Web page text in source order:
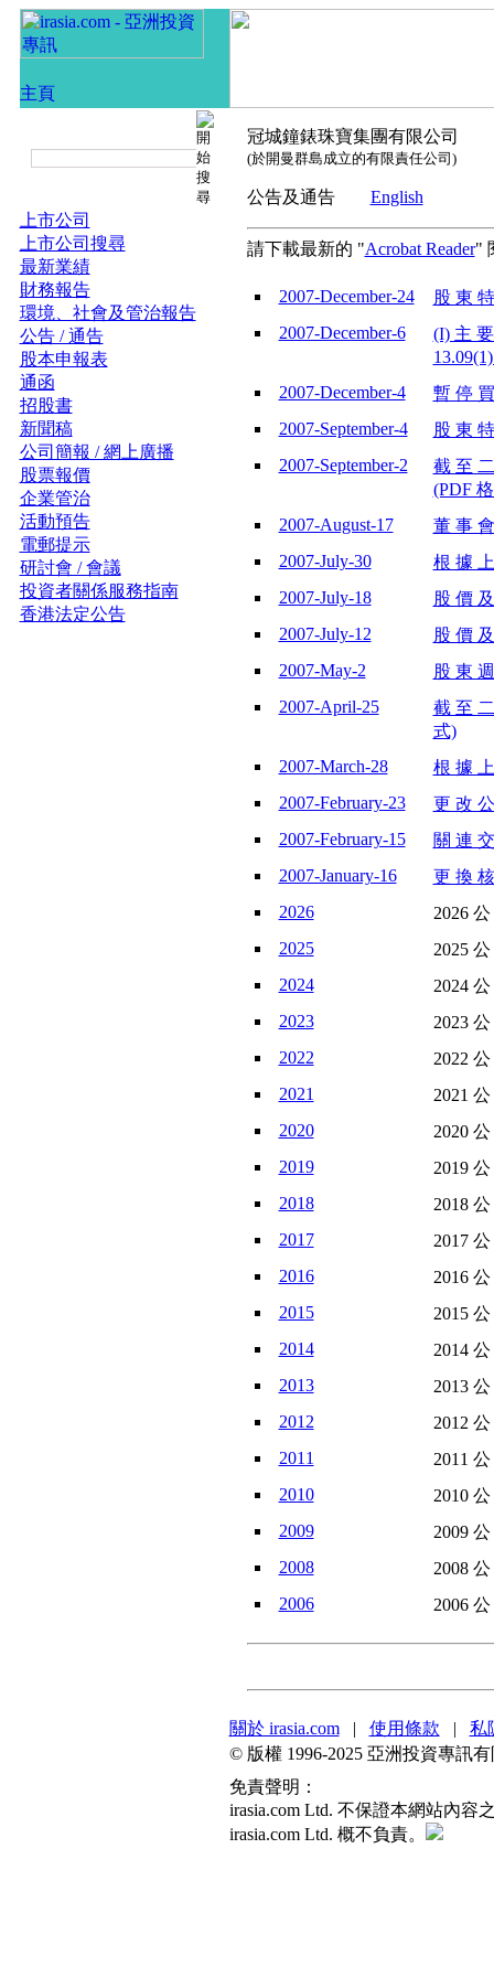
上市公司
上市公司搜尋
最新業績
財務報告
環境、社會及管治報告
公告 / 通告
股本申報表
通函
招股書
新聞稿
公司簡報 / 網上廣播
股票報價
企業管治
活動預告
電郵提示
研討會 / 會議
投資者關係服務指南
香港法定公告
冠城鐘錶珠寶集團有限公司
(於開曼群島成立的有限責任公司)
公告及通告 English
請下載最新的 "Acrobat Reader"
2007-December-24
股 東
2007-December-6
(I) 主
2007-December-4
暫 停
2007-September-4
股 東
2007-September-2
截 至
(PDF
2007-August-17
董 事
2007-July-30
根 據
2007-July-18
股 價
2007-July-12
股 價
2007-May-2
股 東
2007-April-25
截 至
式)
2007-March-28
根 據
2007-February-23
更 改
2007-February-15
關 連
2007-January-16
更 換
2026
2026
2025
2025
2024
2024
2023
2023
2022
2022
2021
2021
2020
2020
2019
2019
2018
2018
2017
2017
2016
2016
2015
2015
2014
2014
2013
2013
2012
2012
2011
2011
2010
2010
2009
2009
2008
2008
2006
2006
關於 irasia.com| 使用條款 | 私
© 版權 1996-2025 亞洲投資專訊
免責聲明：
irasia.com Ltd. 不保證本網站內
irasia.com Ltd. 概不負責。